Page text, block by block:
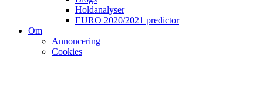
Holdanalyser
EURO 2020/2021 predictor
Om
Annoncering
Cookies